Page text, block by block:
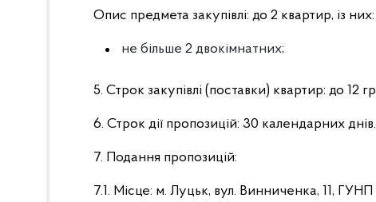
Опис предмета закупівлі: до 2 квартир, із них:
не більше 2 двокімнатних;
5. Строк закупівлі (поставки) квартир: до 12
6. Строк дії пропозицій: 30 календарних днів.
7. Подання пропозицій:
7.1. Місце: м. Луцьк, вул. Винниченка, 11,